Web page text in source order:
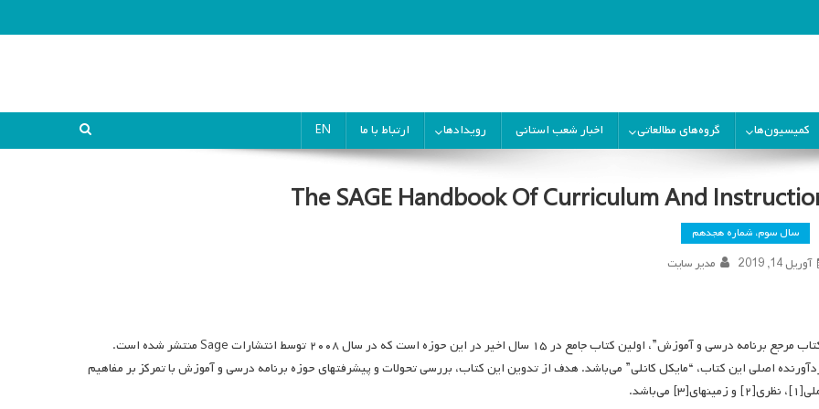
کمیسیون‌ها گروه‌های مطالعاتی اخبار شعب استانی رویدادها ارتباط با ما EN
The SAGE Handbook Of Curriculum And
سال سوم، شماره هجدهم
آوریل 14, 2019 مدیر سایت
“کتاب مرجع برنامه درسی و آموزش”، اولین کتاب جامع در ۱۵ سال اخیر در این حوزه است که در سال ۲۰۰۸ توسط انتشارات Sage منتشر شده است.
اصلی این کتاب، “مایکل کانلی” می‌باشد. هدف از تدوین این کتاب، بررسی تحولات و پیشرفتهای حوزه برنامه درسی و آموزش با تمرکز بر مفاهیم
و زمینه­ای[۳] می‌باشد.